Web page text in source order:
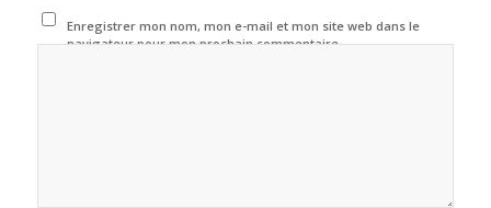
Enregistrer mon nom, mon e-mail et mon site web dans le
navigateur pour mon prochain commentaire.